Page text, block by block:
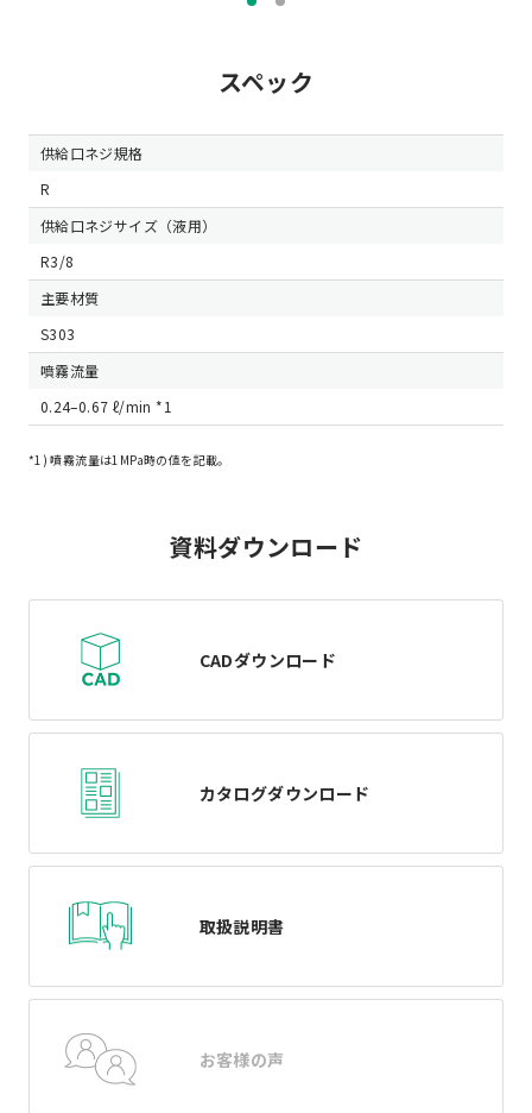
スペック
供給口ネジ規格
R
供給口ネジサイズ（液用）
R3/8
主要材質
S303
噴霧流量
0.24–0.67 ℓ/min *1
*1) 噴霧流量は1MPa時の値を記載。
資料ダウンロード
CADダウンロード
カタログダウンロード
取扱説明書
お客様の声